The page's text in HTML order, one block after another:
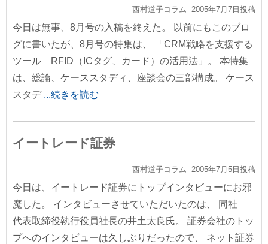
西村道子コラム 2005年7月7日投稿
今日は無事、8月号の入稿を終えた。 以前にもこのブロ
グに書いたが、8月号の特集は、 「CRM戦略を支援する
ツール RFID（ICタグ、カード）の活用法」。 本特集
は、総論、ケーススタディ、座談会の三部構成。 ケース
スタデ ...続きを読む
イートレード証券
西村道子コラム 2005年7月5日投稿
今日は、イートレード証券にトップインタビューにお邪
魔した。 インタビューさせていただいたのは、 同社
代表取締役執行役員社長の井土太良氏。 証券会社のトッ
プへのインタビューは久しぶりだったので、 ネット証券